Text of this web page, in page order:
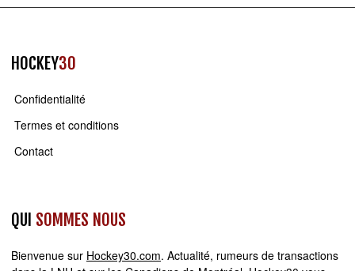
HOCKEY30
Confidentialité
Termes et conditions
Contact
QUI SOMMES NOUS
Bienvenue sur Hockey30.com. Actualité, rumeurs de transactions